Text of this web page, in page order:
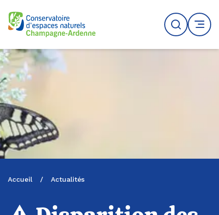
Logo du CENCA
Recherche
MENU
Accueil / Actualités